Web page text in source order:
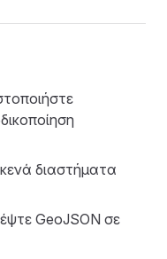
διαστήματα
GeoJSON σε